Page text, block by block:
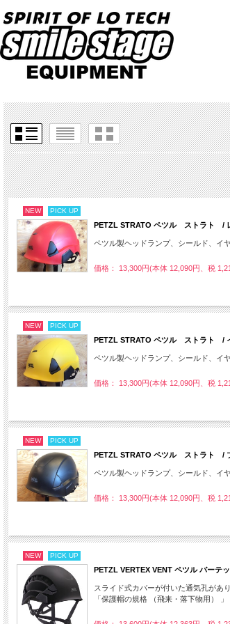
NEW PICK UP
PETZL STRATO ペツル ストラト /
ペツル製ヘッドランプ、シールド、イ
価格： 13,300円(本体 12,090円、税
NEW PICK UP
PETZL STRATO ペツル ストラト /
ペツル製ヘッドランプ、シールド、イ
価格： 13,300円(本体 12,090円、税
NEW PICK UP
PETZL STRATO ペツル ストラト /
ペツル製ヘッドランプ、シールド、イ
価格： 13,300円(本体 12,090円、税
NEW PICK UP
PETZL VERTEX VENT ペツル バーテ
スライド式カバーが付いた通気孔があ
「保護帽の規格 （飛来・落下物用）